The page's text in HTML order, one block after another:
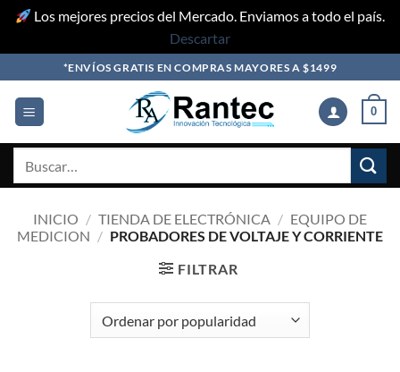
Los mejores precios del Mercado. Enviamos a todo el país.
Descartar
to
content
*ENVÍOS GRATIS EN COMPRAS MAYORES A $1499
0
INICIO / TIENDA DE ELECTRÓNICA / EQUIPO DE
MEDICION / PROBADORES DE VOLTAJE Y CORRIENTE
FILTRAR